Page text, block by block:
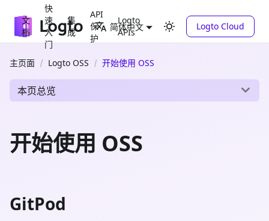
文
档
快
速
入
门
集
成
API
保
护
Logto
APIs
简体中文 Logto Cloud
主页面 Logto OSS 开始使用 OSS
本页总览
开始使用 OSS
GitPod